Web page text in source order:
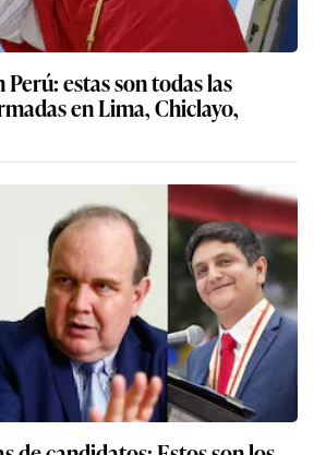
estas son todas las
en Lima, Chiclayo,